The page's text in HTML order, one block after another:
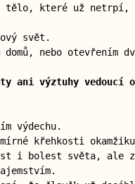
tělo, které už netrpí,
svět.
nebo otevřením
výztuhy vedoucí
výdechu.
křehkosti
i bolest světa, ale